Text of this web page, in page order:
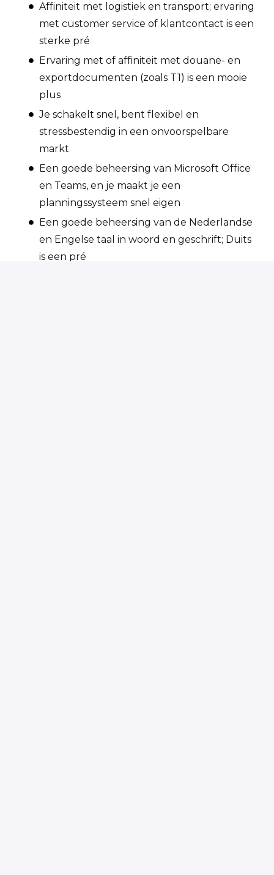
Affiniteit met logistiek en transport; ervaring
met customer service of klantcontact is een
sterke pré
Ervaring met of affiniteit met douane- en
exportdocumenten (zoals T1) is een mooie
plus
Je schakelt snel, bent flexibel en
stressbestendig in een onvoorspelbare
markt
Een goede beheersing van Microsoft Office
en Teams, en je maakt je een
planningssysteem snel eigen
Een goede beheersing van de Nederlandse
en Engelse taal in woord en geschrift; Duits
is een pré